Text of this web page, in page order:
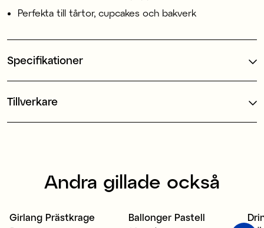
Perfekta till tårtor, cupcakes och bakverk
Specifikationer
Tillverkare
Andra gillade också
Girlang Prästkrage Ballonger Pastell